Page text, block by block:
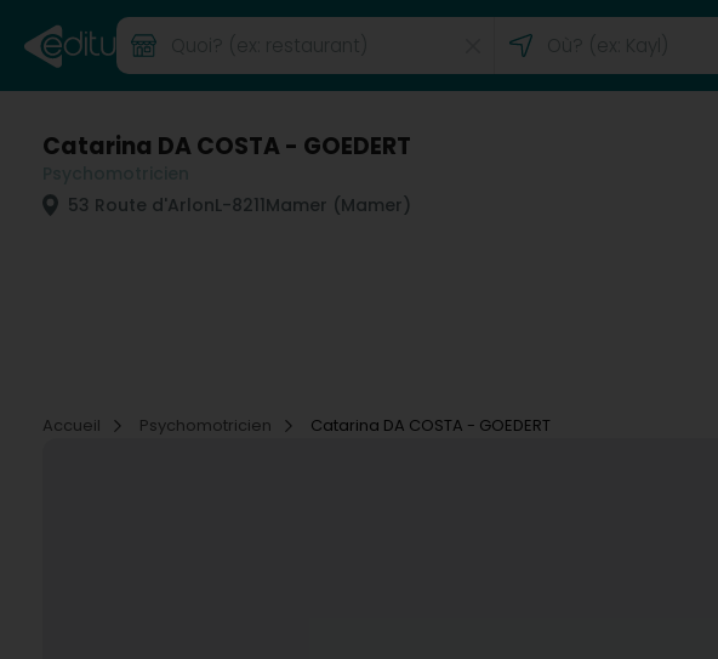
Catarina DA COSTA - GOEDERT
53 Route d'ArlonL-8211Mamer (Mamer)
Accueil
Psychomotricien Catarina DA COSTA - GOEDERT